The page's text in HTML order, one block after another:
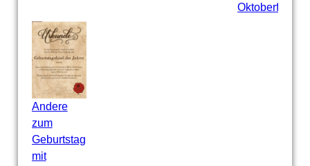
Oktoberfest
Andere
zum
Geburtstag
mit